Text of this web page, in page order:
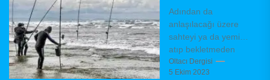
Adından da
anlaşılacağı üzere
sahteyi ya da yemi
atıp bekletmeden
aksiyon verdirerek
geri çekme yöntemi
Oltacı Dergisi
5 Ekim 2023